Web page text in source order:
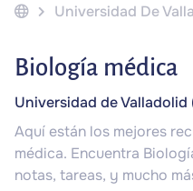
Universidad De
Biología médica
Universidad de Valladolid
Aquí están los mejores
médica. Encuentra
notas, tareas, y mucho